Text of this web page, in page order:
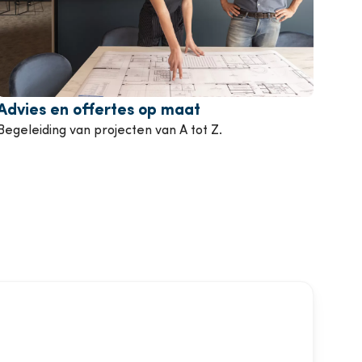
en offertes op maat
van projecten van A tot Z.